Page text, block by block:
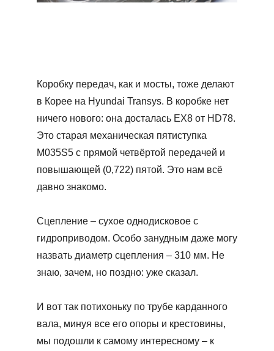
Коробку передач, как и мосты, тоже делают
в Корее на Hyundai Transys. В коробке нет
ничего нового: она досталась ЕХ8 от HD78.
Это старая механическая пятиступка
М035S5 с прямой четвёртой передачей и
повышающей (0,722) пятой. Это нам всё
давно знакомо.
Сцепление – сухое однодисковое с
гидроприводом. Особо занудным даже могу
назвать диаметр сцепления – 310 мм. Не
знаю, зачем, но поздно: уже сказал.
И вот так потихоньку по трубе карданного
вала, минуя все его опоры и крестовины,
мы подошли к самому интересному – к